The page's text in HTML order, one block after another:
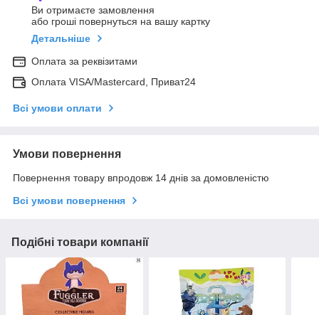
Ви отримаєте замовлення
або гроші повернуться на вашу картку
Детальніше
Оплата за реквізитами
Оплата VISA/Mastercard, Приват24
Всі умови оплати
Умови повернення
Повернення товару впродовж 14 днів за домовленістю
Всі умови повернення
Подібні товари компанії